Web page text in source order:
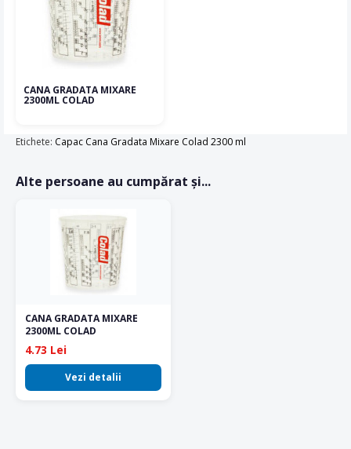
CANA GRADATA MIXARE
2300ML COLAD
Etichete: Capac Cana Gradata Mixare Colad 2300 ml
Alte persoane au cumpărat și...
CANA GRADATA MIXARE
2300ML COLAD
4.73 Lei
Vezi detalii